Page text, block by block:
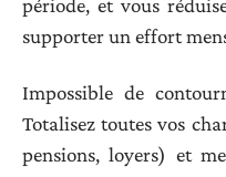
période, et vous
supporter un effort
Impossible de
Totalisez toutes vos
pensions, loyers) et